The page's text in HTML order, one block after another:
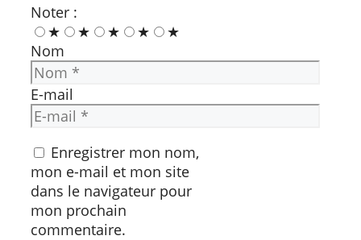
Noter :
★
★ ★ ★
★
Nom
E-mail
Enregistrer mon nom,
mon e-mail et mon site
dans le navigateur pour
mon prochain
commentaire.